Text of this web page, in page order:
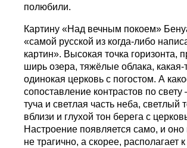
полюбили.
Картину «Над вечным покоем»
«самой русской из когда-либо
картин». Высокая точка горизонта,
ширь озера, тяжёлые облака, какая-
одинокая церковь с погостом. А
сопоставление контрастов по свету
туча и светлая часть неба, светлый
вблизи и глухой тон берега с
Настроение появляется само, и оно
не трагично, а скорее, располагает к